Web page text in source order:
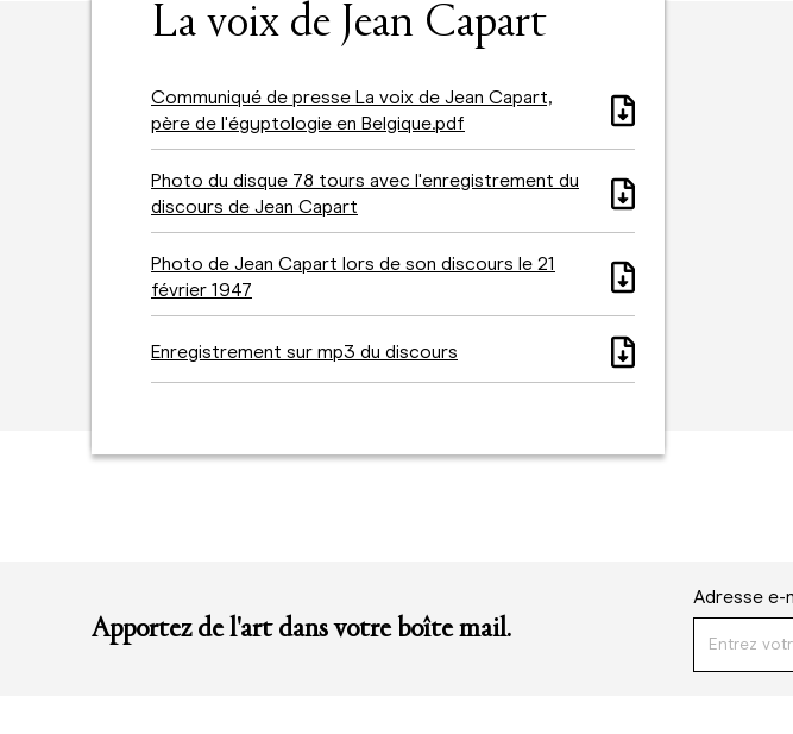
La voix de Jean Capart
Communiqué de presse La voix de Jean Capart,
père de l'égyptologie en Belgique.pdf
Photo du disque 78 tours avec l'enregistrement du
discours de Jean Capart
Photo de Jean Capart lors de son discours le 21
février 1947
Enregistrement sur mp3 du discours
Apportez de l'art dans votre boîte mail.
Adresse e-